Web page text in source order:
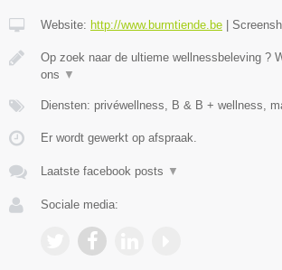
Website: http://www.burmtiende.be
Op zoek naar de ultieme wellnessbeleving ?
ons ▼
Diensten: privéwellness, B & B + wellness,
Er wordt gewerkt op afspraak.
Laatste facebook posts ▼
Sociale media: